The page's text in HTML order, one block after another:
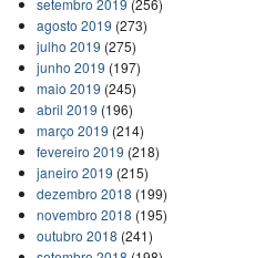
agosto 2019 (273)
julho 2019 (275)
junho 2019 (197)
maio 2019 (245)
abril 2019 (196)
março 2019 (214)
fevereiro 2019 (218)
janeiro 2019 (215)
dezembro 2018 (199)
novembro 2018 (195)
outubro 2018 (241)